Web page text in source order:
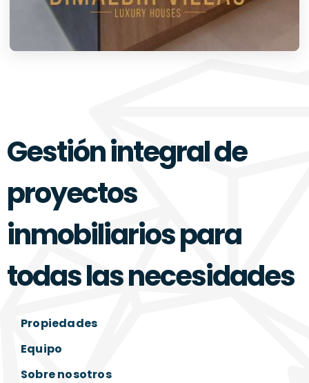
Gestión integral de
proyectos
inmobiliarios para
todas las necesidades
Propiedades
Equipo
Sobre nosotros